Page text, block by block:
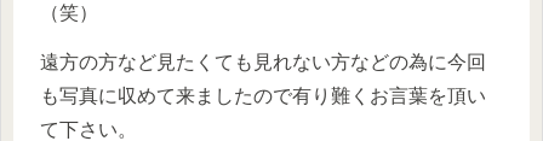
（笑）
遠方の方など見たくても見れない方などの為に今回
も写真に収めて来ましたので有り難くお言葉を頂い
て下さい。